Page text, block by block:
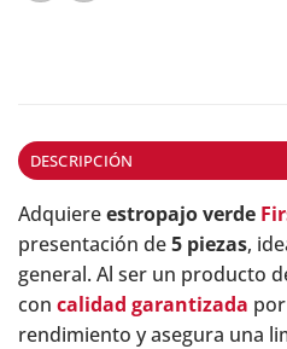
DESCRIPCIÓN
Adquiereestropajo verde
presentación de5 piezas,
general. Al ser un producto
con calidad garantizada
rendimiento y asegura una